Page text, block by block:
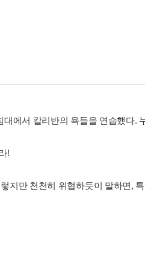
에서 칼리반의 욕들을 연습했다.
!
만 천천히 위협하듯이 말하면, 특